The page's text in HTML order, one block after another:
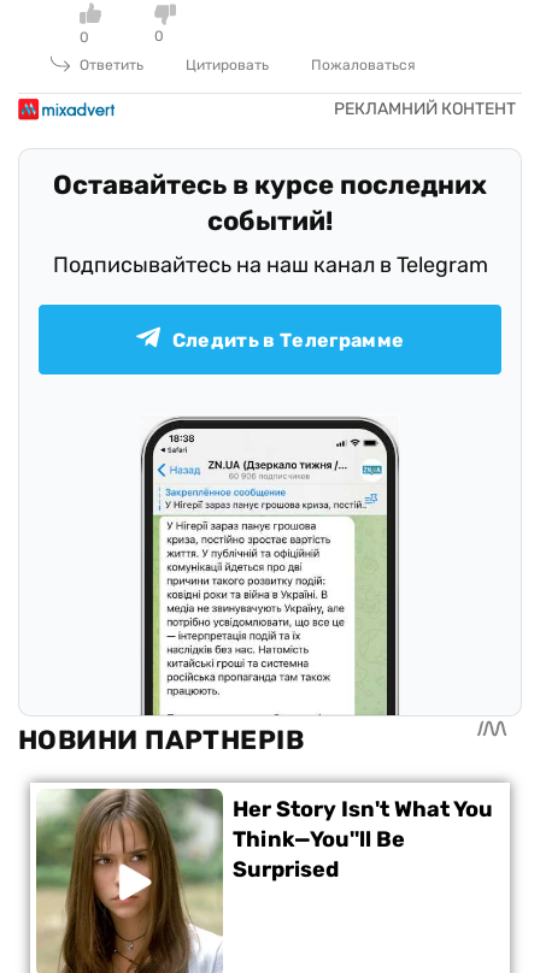
0
0
Ответить
Цитировать Пожаловаться
Оставайтесь в курсе последних
событий!
Подписывайтесь на наш канал в Telegram
Следить в Телеграмме